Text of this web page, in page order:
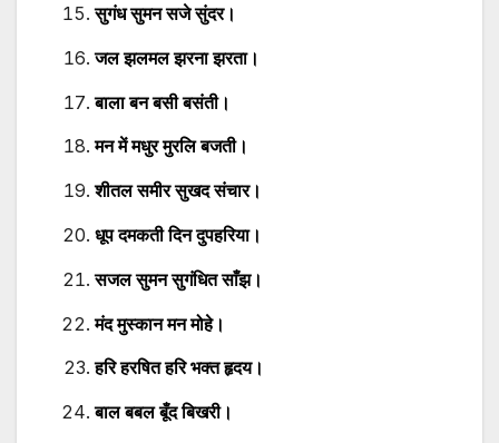
सुगंध सुमन सजे सुंदर।
जल झलमल झरना झरता।
बाला बन बसी बसंती।
मन में मधुर मुरलि बजती।
शीतल समीर सुखद संचार।
धूप दमकती दिन दुपहरिया।
सजल सुमन सुगंधित साँझ।
मंद मुस्कान मन मोहे।
हरि हरषित हरि भक्त हृदय।
बाल बबल बूँद बिखरी।